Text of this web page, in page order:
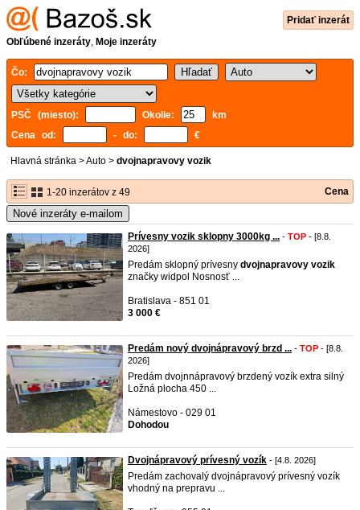
Pridať inzerát
Obľúbené inzeráty, Moje inzeráty
Čo:
PSČ (miesto): Okolie:
km
Cena od:
- do: €
Hlavná stránka >Auto > dvojnapravovy vozik
1-20 inzerátov z 49 Cena
Nové inzeráty e-mailom
Prívesny vozik sklopny 3000kg ... - TOP - [8.8.
2026]
Predám sklopný prívesny dvojnapravovy vozik
značky widpol Nosnosť ...
Bratislava - 851 01
3 000 €
Predám nový dvojnápravový brzd ... - TOP - [8.8.
2026]
Predám dvojnnápravový brzdený vozík extra silný
Ložná plocha 450 ...
Námestovo - 029 01
Dohodou
Dvojnápravový prívesný vozík - [4.8. 2026]
Predám zachovalý dvojnápravový prívesný vozík
vhodný na prepravu ...